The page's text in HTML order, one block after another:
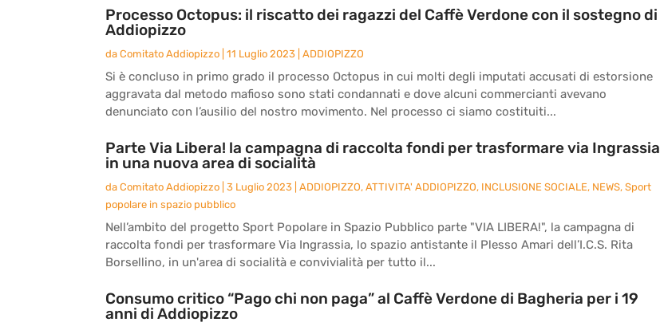
Processo Octopus: il riscatto dei ragazzi del Caffè Verdone con il sostegno di
Addiopizzo
da Comitato Addiopizzo 11 Luglio 2023 ADDIOPIZZO
Si è concluso in primo grado il processo Octopus in cui molti degli imputati accusati di estorsione
aggravata dal metodo mafioso sono stati condannati e dove alcuni commercianti avevano
denunciato con l’ausilio del nostro movimento. Nel processo ci siamo costituiti...
Parte Via Libera! la campagna di raccolta fondi per trasformare via Ingrassia
in una nuova area di socialità
da Comitato Addiopizzo 3 Luglio 2023 ADDIOPIZZO, ATTIVITA' ADDIOPIZZO, INCLUSIONE SOCIALE, NEWS, Sport
popolare in spazio pubblico
Nell’ambito del progetto Sport Popolare in Spazio Pubblico parte "VIA LIBERA!", la campagna di
raccolta fondi per trasformare Via Ingrassia, lo spazio antistante il Plesso Amari dell’I.C.S. Rita
Borsellino, in un'area di socialità e convivialità per tutto il...
Consumo critico “Pago chi non paga” al Caffè Verdone di Bagheria per i 19
anni di Addiopizzo